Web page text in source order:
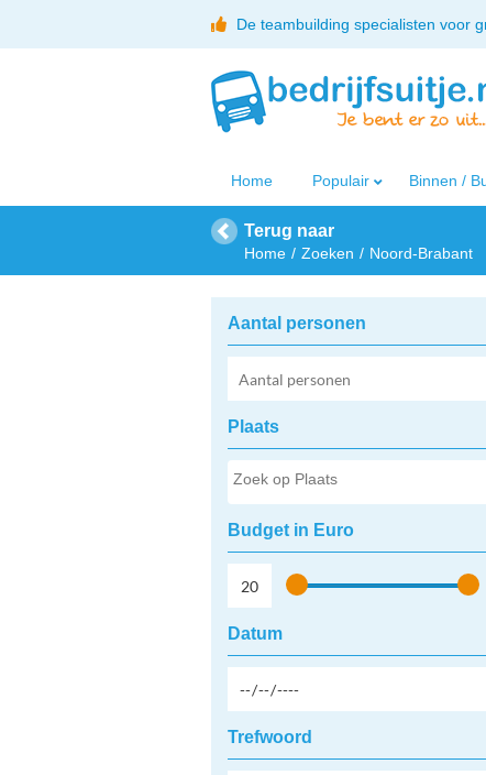
De teambuilding specialisten voor
Home Populair Binnen /
Terug naar
Home Zoeken Noord-Brabant
Aantal personen
Plaats
Budget in Euro
Datum
Trefwoord